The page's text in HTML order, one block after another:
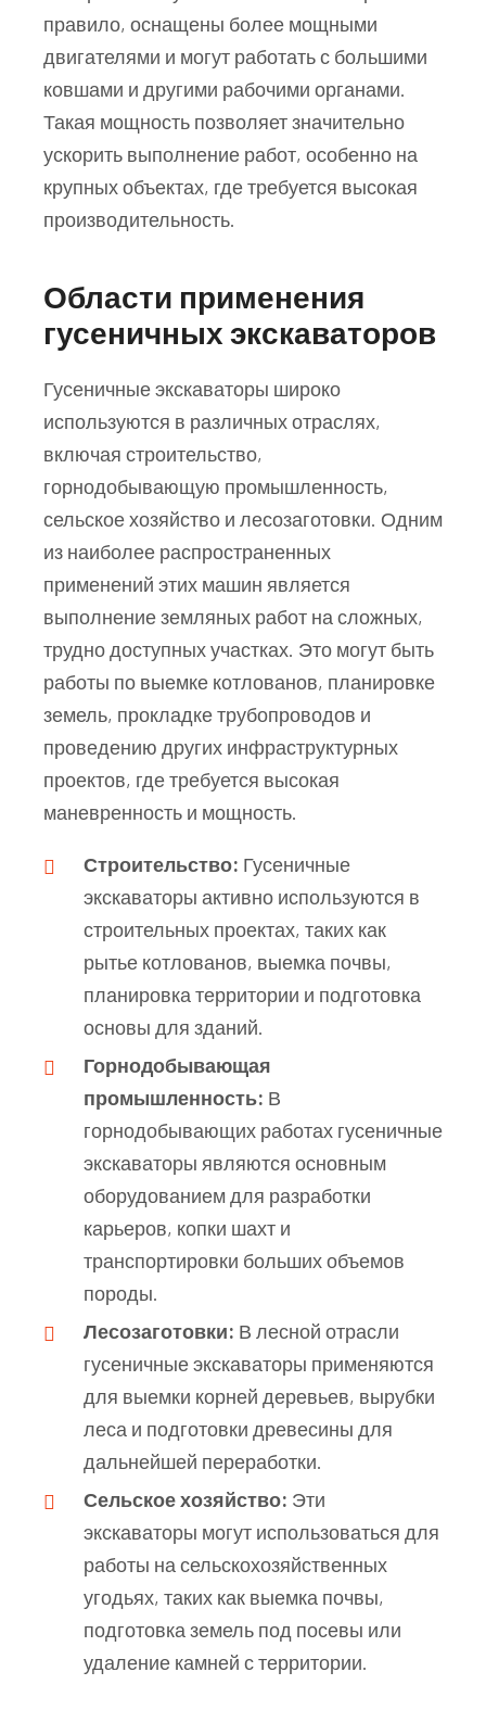
правило, оснащены более мощными
двигателями и могут работать с большими
ковшами и другими рабочими органами.
Такая мощность позволяет значительно
ускорить выполнение работ, особенно на
крупных объектах, где требуется высокая
производительность.
Области применения
гусеничных экскаваторов
Гусеничные экскаваторы широко
используются в различных отраслях,
включая строительство,
горнодобывающую промышленность,
сельское хозяйство и лесозаготовки. Одним
из наиболее распространенных
применений этих машин является
выполнение земляных работ на сложных,
трудно доступных участках. Это могут быть
работы по выемке котлованов, планировке
земель, прокладке трубопроводов и
проведению других инфраструктурных
проектов, где требуется высокая
маневренность и мощность.
Строительство: Гусеничные
экскаваторы активно используются в
строительных проектах, таких как
рытье котлованов, выемка почвы,
планировка территории и подготовка
основы для зданий.
Горнодобывающая
промышленность: В
горнодобывающих работах гусеничные
экскаваторы являются основным
оборудованием для разработки
карьеров, копки шахт и
транспортировки больших объемов
породы.
Лесозаготовки: В лесной отрасли
гусеничные экскаваторы применяются
для выемки корней деревьев, вырубки
леса и подготовки древесины для
дальнейшей переработки.
Сельское хозяйство: Эти
экскаваторы могут использоваться для
работы на сельскохозяйственных
угодьях, таких как выемка почвы,
подготовка земель под посевы или
удаление камней с территории.